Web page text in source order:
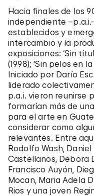
Hacia finales de los
independiente
establecidos y
intercambio y la
exposiciones: ‘Sin
(1998); ‘Sin pelos en la
Iniciado por Darío
liderado
p.a.i. vieron reunirse
formarían más de
para el arte en
considerar como
relevantes. Entre
Rodolfo Wash,
Castellanos, Debora
Francisco Auyón,
Mocan, Maria Adela
Rios y una joven